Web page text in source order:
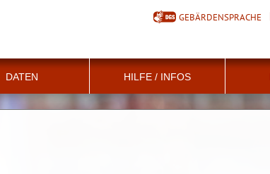
GEBÄRDENSPRACHE
DATEN HILFE / INFOS